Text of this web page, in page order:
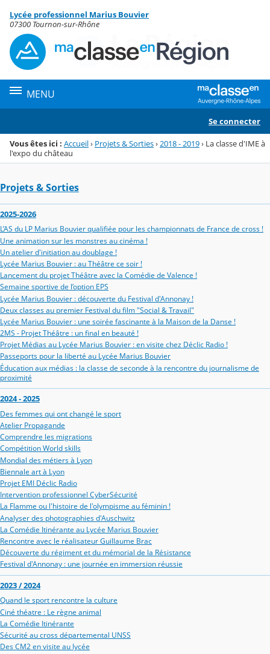
Menu de la rubrique
Contenu
Lycée professionnel Marius Bouvier
07300 Tournon-sur-Rhône
MENU
Se connecter
Vous êtes ici : Accueil› Projets & Sorties› 2018 - 2019› La classe d'IME à
l'expo du château
Projets & Sorties
2025-2026
L’AS du LP Marius Bouvier qualifiée pour les championnats de France de cross !
Une animation sur les monstres au cinéma !
Un atelier d'initiation au doublage !
Lycée Marius Bouvier : au Théâtre ce soir !
Lancement du projet Théâtre avec la Comédie de Valence !
Semaine sportive de l’option EPS
Lycée Marius Bouvier : découverte du Festival d'Annonay !
Deux classes au premier Festival du film "Social & Travail"
Lycée Marius Bouvier : une soirée fascinante à la Maison de la Danse !
2MS - Projet Théâtre : un final en beauté !
Projet Médias au Lycée Marius Bouvier : en visite chez Déclic Radio !
Passeports pour la liberté au Lycée Marius Bouvier
Éducation aux médias : la classe de seconde à la rencontre du journalisme de
proximité
2024 - 2025
Des femmes qui ont changé le sport
Atelier Propagande
Comprendre les migrations
Compétition World skills
Mondial des métiers à Lyon
Biennale art à Lyon
Projet EMI Déclic Radio
Intervention professionnel CyberSécurité
La Flamme ou l'histoire de l'olympisme au féminin !
Analyser des photographies d'Auschwitz
La Comédie Itinérante au Lycée Marius Bouvier
Rencontre avec le réalisateur Guillaume Brac
Découverte du régiment et du mémorial de la Résistance
Festival d'Annonay : une journée en immersion réussie
2023 / 2024
Quand le sport rencontre la culture
Ciné théatre : Le règne animal
La Comédie Itinérante
Sécurité au cross départemental UNSS
Des CM2 en visite au lycée